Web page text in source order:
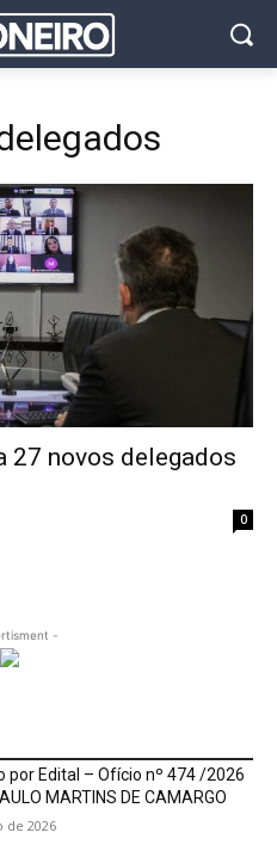
27 novos delegados
0
-
por Edital – Ofício nº 474 /2026
MARTINS DE CAMARGO
de 2026